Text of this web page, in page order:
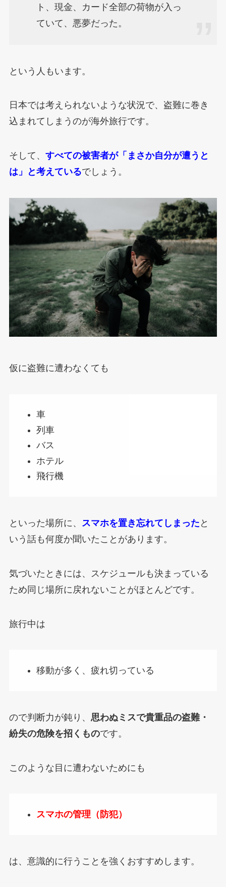
ト、現金、カード全部の荷物が入っ
ていて、悪夢だった。
という人もいます。
日本では考えられないような状況で、盗難に巻き
込まれてしまうのが海外旅行です。
そして、 すべての被害者が「まさか自分が遭うと
は」と考えているでしょう。
仮に盗難に遭わなくても
車
列車
バス
ホテル
飛行機
といった場所に、 スマホを置き忘れてしまった と
いう話も何度か聞いたことがあります。
気づいたときには、スケジュールも決まっている
ため同じ場所に戻れないことがほとんどです。
旅行中は
移動が多く、疲れ切っている
ので判断力が鈍り、 思わぬミスで貴重品の盗難・
紛失の危険を招くものです。
このような目に遭わないためにも
スマホの管理（防犯）
は、意識的に行うことを強くおすすめします。